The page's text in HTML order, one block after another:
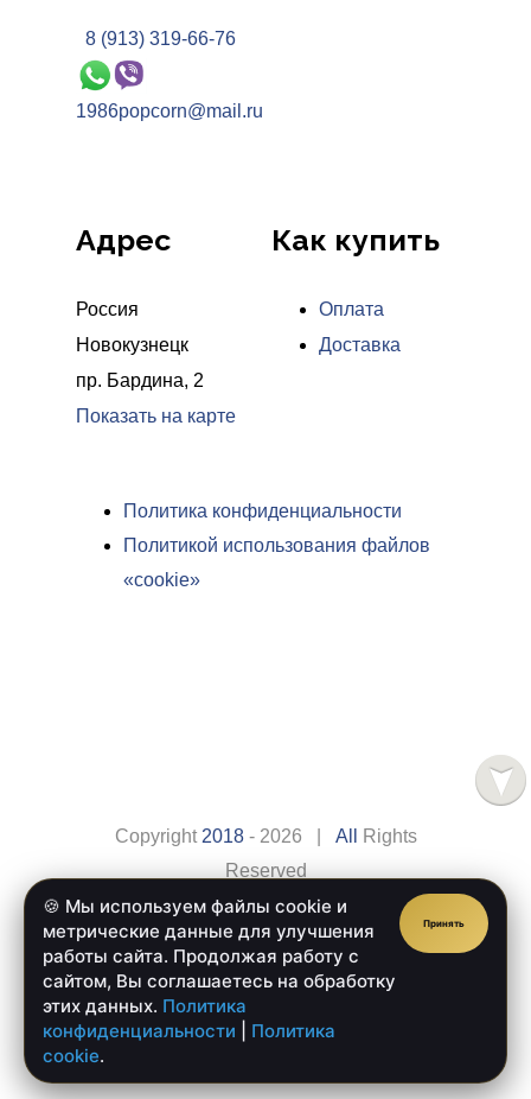
🍪 Мы используем файлы cookie и
метрические данные для улучшения
работы сайта. Продолжая работу с
сайтом, Вы соглашаетесь на обработку
этих данных. Политика
конфиденциальности
Политика
cookie.
Принять
8 (913) 319-66-76
1986popcorn@mail.ru
Адрес
Россия
Новокузнецк
пр. Бардина, 2
Показать на карте
Как купить
Оплата
Доставка
Политика конфиденциальности
Политикой использования файлов
«cookie»
Copyright2018- 2026 | All
Rights
Reserved
Сайт разработан компанией Веб-сайт.рус
Главная
Оплата
Доставка
Обратная Связь